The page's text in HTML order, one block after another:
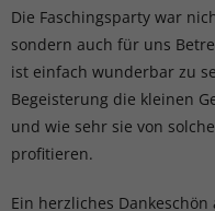
Die Faschingsparty war
sondern auch für uns
ist einfach wunderbar zu
Begeisterung die kleinen
und wie sehr sie von
profitieren.
Ein herzliches